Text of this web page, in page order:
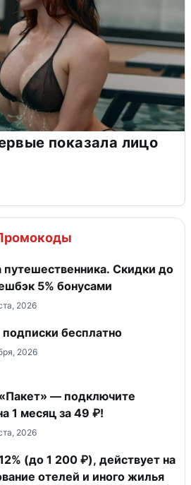
показала лицо
путешественника. Скидки до
5% бонусами
2026
бесплатно
2026
— подключите
1 месяц за 49 ₽!
2026
(до 1 200 ₽), действует на
отелей и иного жилья